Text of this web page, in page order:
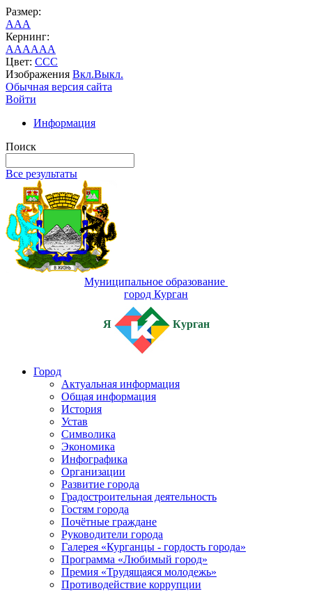
Размер:
AAA
Кернинг:
AAAAAA
Цвет: CCC
Изображения Вкл.Выкл.
Обычная версия сайта
Войти
Информация
Поиск
Все результаты
Муниципальное образование
город Курган
Я Курган
Город
Актуальная информация
Общая информация
История
Устав
Символика
Экономика
Инфографика
Организации
Развитие города
Градостроительная деятельность
Гостям города
Почётные граждане
Руководители города
Галерея «Курганцы - гордость города»
Программа «Любимый город»
Премия «Трудящаяся молодежь»
Противодействие коррупции